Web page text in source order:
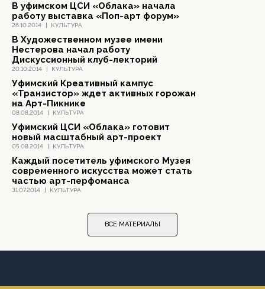
26.10.2014 | КУЛЬТУРА
В уфимском ЦСИ «Облака» начала
работу выставка «Поп-арт форум»
20.10.2014 | КУЛЬТУРА
В Художественном музее имени
Нестерова начал работу
Дискуссионный клуб-лекторий
08.08.2014 | КУЛЬТУРА
Уфимский Креативный кампус
«Транзистор» ждет активных горожан
на Арт-Пикнике
05.08.2014 | КУЛЬТУРА
Уфимский ЦСИ «Облака» готовит
новый масштабный арт-проект
31.07.2014 | КУЛЬТУРА
Каждый посетитель уфимского Музея
современного искусства может стать
частью арт-перфоманса
ВСЕ МАТЕРИАЛЫ